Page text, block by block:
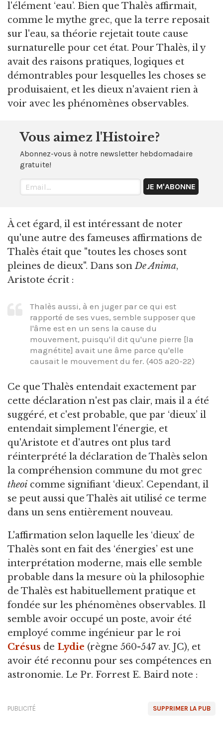
l'élément ‘eau’. Bien que Thalès affirmait,
comme le mythe grec, que la terre reposait
sur l'eau, sa théorie rejetait toute cause
surnaturelle pour cet état. Pour Thalès, il y
avait des raisons pratiques, logiques et
démontrables pour lesquelles les choses se
produisaient, et les dieux n'avaient rien à
voir avec les phénomènes observables.
Vous aimez l'Histoire?
Abonnez-vous à notre newsletter hebdomadaire
gratuite!
À cet égard, il est intéressant de noter
qu'une autre des fameuses affirmations de
Thalès était que "toutes les choses sont
pleines de dieux". Dans sonDe Anima,
Aristote écrit :
Thalès aussi, à en juger par ce qui est
rapporté de ses vues, semble supposer que
l'âme est en un sens la cause du
mouvement, puisqu'il dit qu'une pierre [la
magnétite] avait une âme parce qu'elle
causait le mouvement du fer. (405 a20-22)
Ce que Thalès entendait exactement par
cette déclaration n'est pas clair, mais il a été
suggéré, et c'est probable, que par ‘dieux’ il
entendait simplement l'énergie, et
qu'Aristote et d'autres ont plus tard
réinterprété la déclaration de Thalès selon
la compréhension commune du mot grec
theoi comme signifiant ‘dieux’. Cependant, il
se peut aussi que Thalès ait utilisé ce terme
dans un sens entièrement nouveau.
L'affirmation selon laquelle les ‘dieux’ de
Thalès sont en fait des ‘énergies’ est une
interprétation moderne, mais elle semble
probable dans la mesure où la philosophie
de Thalès est habituellement pratique et
fondée sur les phénomènes observables. Il
semble avoir occupé un poste, avoir été
employé comme ingénieur par le roi
Crésus de Lydie (règne 560-547 av. JC), et
avoir été reconnu pour ses compétences en
astronomie. Le Pr. Forrest E. Baird note :
SUPPRIMER LA PUB
PUBLICITÉ